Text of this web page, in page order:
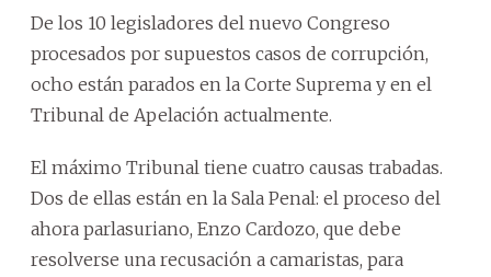
De los 10 legisladores del nuevo Congreso
procesados por supuestos casos de corrupción,
ocho están parados en la Corte Suprema y en el
Tribunal de Apelación actualmente.
El máximo Tribunal tiene cuatro causas trabadas.
Dos de ellas están en la Sala Penal: el proceso del
ahora parlasuriano, Enzo Cardozo, que debe
resolverse una recusación a camaristas, para